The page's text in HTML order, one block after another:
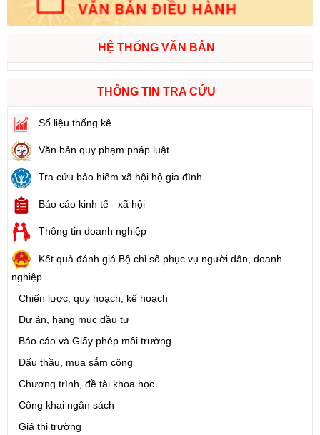
HỆ THỐNG VĂN BẢN
THÔNG TIN TRA CỨU
Số liệu thống kê
Văn bản quy phạm pháp luật
Tra cứu bảo hiểm xã hội hộ gia đình
Báo cáo kinh tế - xã hội
Thông tin doanh nghiệp
Kết quả đánh giá Bộ chỉ số phục vụ người dân, doanh
nghiệp
Chiến lược, quy hoạch, kế hoạch
Dự án, hạng mục đầu tư
Báo cáo và Giấy phép môi trường
Đấu thầu, mua sắm công
Chương trình, đề tài khoa học
Công khai ngân sách
Giá thị trường